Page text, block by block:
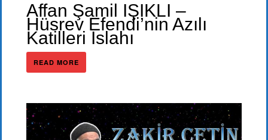
Affan Şamil IŞIKLI –
Hüsrev Efendi’nin Azılı
Katilleri Islahı
READ MORE